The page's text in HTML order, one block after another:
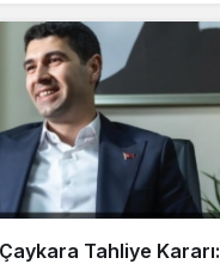
Tahliye Kararı: